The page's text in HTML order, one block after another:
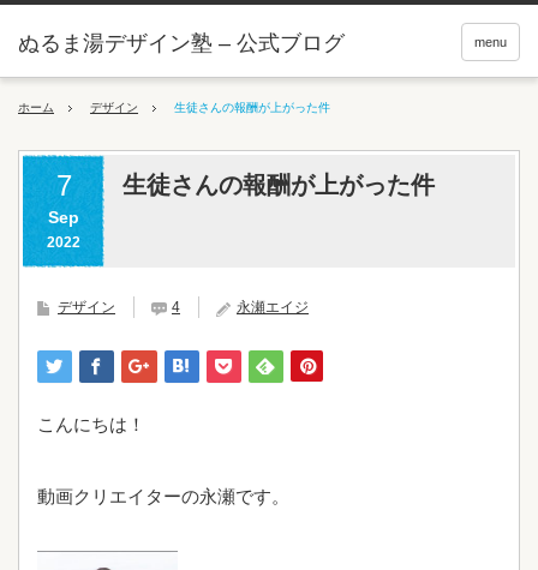
menu
ぬるま湯デザイン塾 – 公式ブログ
ホーム デザイン 生徒さんの報酬が上がった件
7
Sep
2022
生徒さんの報酬が上がった件
デザイン 4 永瀬エイジ
こんにちは！
動画クリエイターの永瀬です。